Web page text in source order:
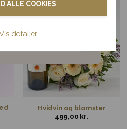
ALLE COOKIES
Vis detaljer
Hvidvin og blomster
499,00 kr.
til hjemmet